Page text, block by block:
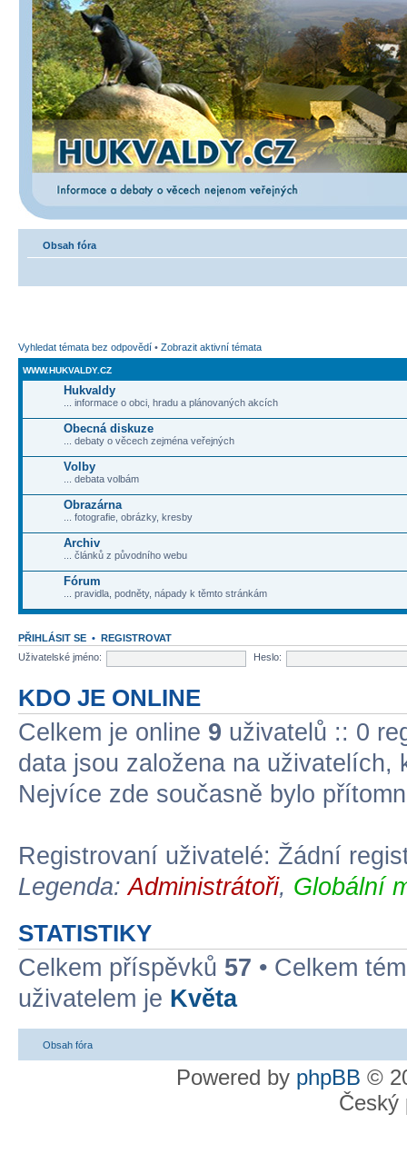
Obsah fóra
Vyhledat témata bez odpovědí • Zobrazit aktivní témata
WWW.HUKVALDY.CZ
Hukvaldy
... informace o obci, hradu a plánovaných akcích
Obecná diskuze
... debaty o věcech zejména veřejných
Volby
... debata volbám
Obrazárna
... fotografie, obrázky, kresby
Archiv
... článků z původního webu
Fórum
... pravidla, podněty, nápady k těmto stránkám
PŘIHLÁSIT SE • REGISTROVAT
Uživatelské jméno:
Heslo:
KDO JE ONLINE
Celkem je online 9 uživatelů :: 0
data jsou založena na
Nejvíce zde současně bylo
Registrovaní uživatelé: Žádní
Legenda:Administrátoři, Globální
STATISTIKY
Celkem příspěvků 57 • Celkem
uživatelem je Květa
Obsah fóra
Powered by phpBB ©